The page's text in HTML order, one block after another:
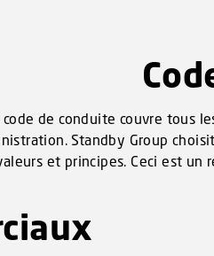
de conduite couvre tous
Standby Group
et principes. Ceci est un